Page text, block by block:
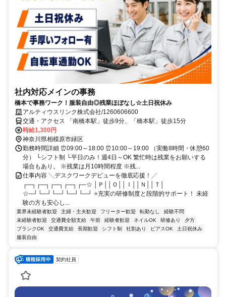
社内対応メインの事務
橋本で事務ワーク！服装自由◎残業ほぼなし☆土日祝休み
アルティウスリンク株式会社/1260606600
交通・アクセス 「南橋本駅」徒歩9分、「橋本駅」徒歩15分
時給1,300円
神奈川県相模原市緑区
勤務時間詳細 ⏰09:00～18:00 ⏰10:00～19:00 （実働8時間・休憩60
分） └シフト制 └平日のみ！週4日～OK 繁忙時は残業をお願いする
場合もあり。 ※残業は月10時間程度 ※残...
仕事内容 ╲デスクワークデビューを徹底応援！╱
┌─┐┌─┐┌─┐┌─┐┌─☆ │Ｐ││Ｏ││Ｉ││Ｎ││Ｔ│
☆─┘└─┘└─┘└─┘└─┘ ⭐充実の研修制度と段階的サポート！ 未経
験の方も安心し...
業界未経験者歓迎 主婦・主夫歓迎 フリーター歓迎 転勤なし
経験不問
未経験者歓迎
交通費全額支給 午前 経験者歓迎 ネイルOK 研修あり
夕方
ブランクOK
交通費支給 長期歓迎 シフト制 社割あり ピアスOK
土日祝休み
服装自由
契約社員